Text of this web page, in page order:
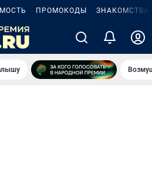
ПРОМОКОДЫ ЗНАКОМСТВА